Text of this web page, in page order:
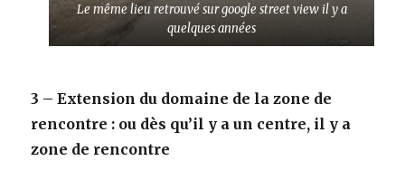
Le même lieu retrouvé sur google street view il y a
quelques années
3 – Extension du domaine de la zone de
rencontre : ou dès qu’il y a un centre, il y a
zone de rencontre